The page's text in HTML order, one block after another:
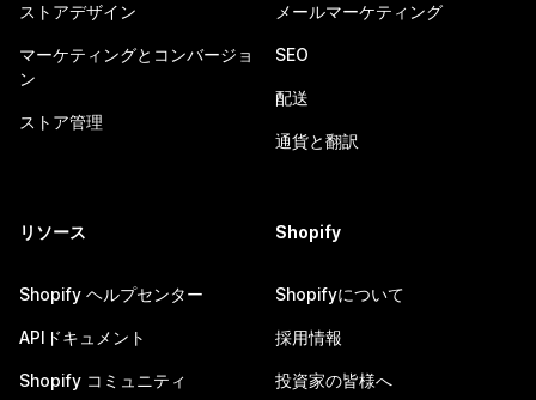
ストアデザイン
マーケティングとコンバージョ
ン
ストア管理
メールマーケティング
SEO
配送
通貨と翻訳
リソース
Shopify ヘルプセンター
APIドキュメント
Shopify コミュニティ
Shopify
Shopifyについて
採用情報
投資家の皆様へ